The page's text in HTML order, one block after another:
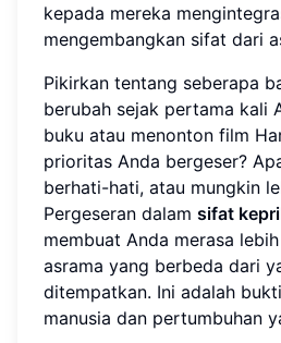
kepada mereka
mengembangkan sifat dari
Pikirkan tentang seberapa
berubah sejak pertama kali
buku atau menonton film
prioritas Anda bergeser?
berhati-hati, atau mungkin
Pergeseran dalam sifat
membuat Anda merasa
asrama yang berbeda dari
ditempatkan. Ini adalah
manusia dan pertumbuhan